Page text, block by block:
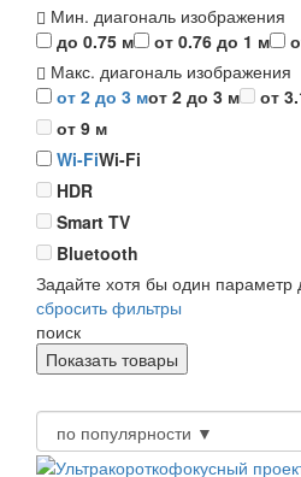
Мин. диагональ изображения
до 0.75 м
от 0.76 до 1 м
Макс. диагональ изображения
от 2 до 3 мот 2 до 3 м от
от 9 м
Wi-FiWi-Fi
HDR
Smart TV
Bluetooth
Задайте хотя бы один параметр
сбросить фильтры
поиск